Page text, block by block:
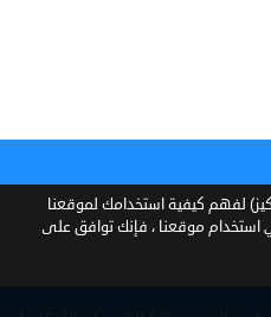
لفهم كيفية استخدامك لموقعنا
استخدام موقعنا ، فإنك توافق على